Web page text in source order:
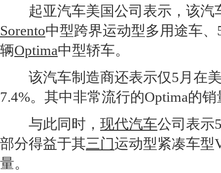
起亚汽车美国公司表示，该汽
Sorento中型跨界运动型多用途车、
辆Optima中型轿车。
该汽车制造商还表示仅5月在美
7.4%。其中非常流行的Optima的销
与此同时， 现代汽车公司表示
部分得益于其三门运动型紧凑车型
量。